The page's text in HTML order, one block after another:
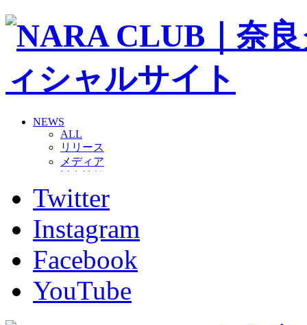
NEWS
ALL
リリース
メディア
グッズ
ファンコミュニティ
ホームタウン
コラム
その他
TEAM
2026/27トップチーム
2026/27トップチームスタッフ
Twitter
Instagram
Facebook
YouTube